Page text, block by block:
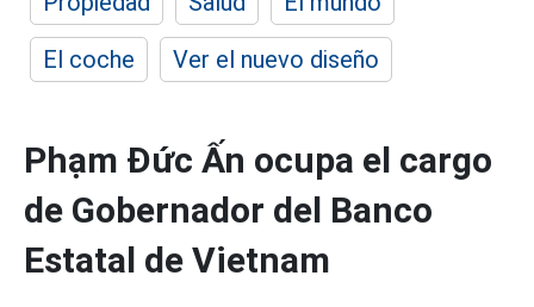
El coche
Ver el nuevo diseño
Phạm Đức Ấn ocupa el cargo
de Gobernador del Banco
Estatal de Vietnam